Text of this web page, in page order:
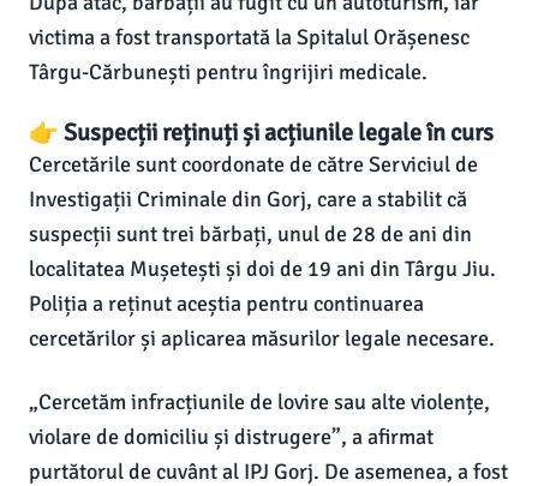
victima a fost transportată la Spitalul Orășenesc
Târgu-Cărbunești pentru îngrijiri medicale.
👉 Suspecții reținuți și acțiunile legale în curs
Cercetările sunt coordonate de către Serviciul de
Investigații Criminale din Gorj, care a stabilit că
suspecții sunt trei bărbați, unul de 28 de ani din
localitatea Mușetești și doi de 19 ani din Târgu Jiu.
Poliția a reținut aceștia pentru continuarea
cercetărilor și aplicarea măsurilor legale necesare.
„Cercetăm infracțiunile de lovire sau alte violențe,
violare de domiciliu și distrugere”, a afirmat
purtătorul de cuvânt al IPJ Gorj. De asemenea, a fost